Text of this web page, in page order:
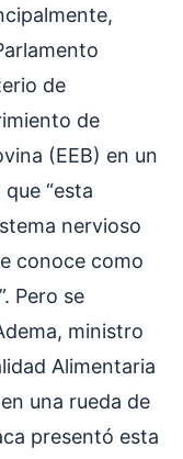
de
de
(EEB) en un
“esta
nervioso
conoce como
Pero se
ministro
Alimentaria
una rueda de
presentó esta